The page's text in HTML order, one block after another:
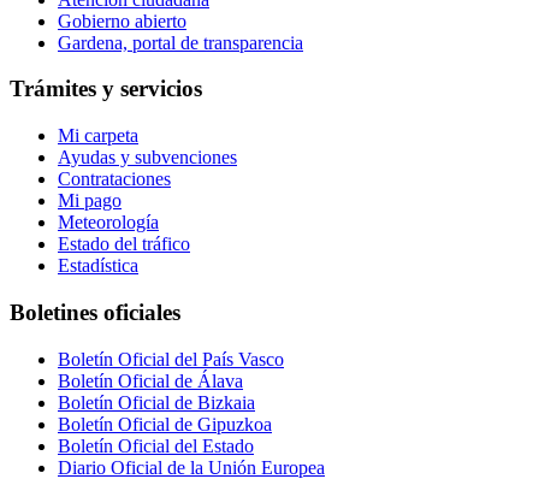
Gobierno abierto
Gardena, portal de transparencia
Trámites y servicios
Mi carpeta
Ayudas y subvenciones
Contrataciones
Mi pago
Meteorología
Estado del tráfico
Estadística
Boletines oficiales
Boletín Oficial del País Vasco
Boletín Oficial de Álava
Boletín Oficial de Bizkaia
Boletín Oficial de Gipuzkoa
Boletín Oficial del Estado
Diario Oficial de la Unión Europea